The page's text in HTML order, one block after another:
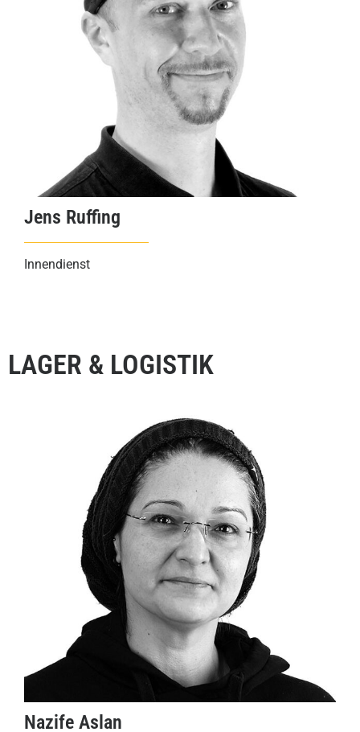
Jens Ruffing
Innendienst
LAGER & LOGISTIK
Nazife Aslan